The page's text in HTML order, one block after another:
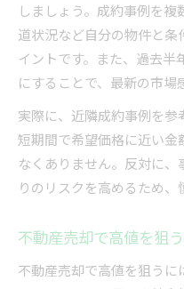
しましょう。成約事例を
道状況など自分の物件と
イントです。また、過去
にすることで、最新の市場
実際に、近隣成約事例を参
短期間で希望価格に近い金
なくありません。反対に
りのリスクを高めるため、
不動産売却で高値を狙
不動産売却で高値を狙う